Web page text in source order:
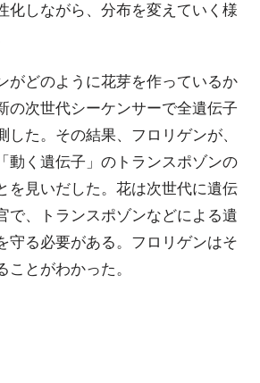
化しながら、分布を変えていく様
がどのように花芽を作っているか
の次世代シーケンサーで全遺伝子
した。その結果、フロリゲンが、
動く遺伝子」のトランスポゾンの
を見いだした。花は次世代に遺伝
で、トランスポゾンなどによる遺
守る必要がある。フロリゲンはそ
とがわかった。